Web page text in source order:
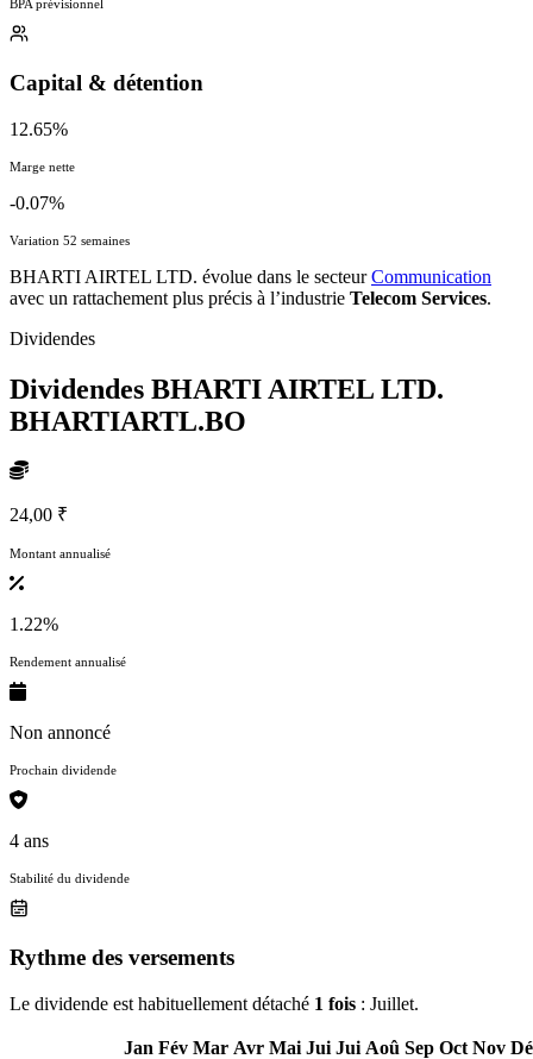
BPA prévisionnel
Capital & détention
12.65%
Marge nette
-0.07%
Variation 52 semaines
BHARTI AIRTEL LTD. évolue dans le secteurCommunication
avec un rattachement plus précis à l’industrie Telecom Services.
Dividendes
Dividendes BHARTI AIRTEL LTD.
BHARTIARTL.BO
24,00 ₹
Montant annualisé
1.22%
Rendement annualisé
Non annoncé
Prochain dividende
4 ans
Stabilité du dividende
Rythme des versements
Le dividende est habituellement détaché 1 fois : Juillet.
Jan Fév Mar Avr Mai Jui Jui Aoû Sep Oct Nov